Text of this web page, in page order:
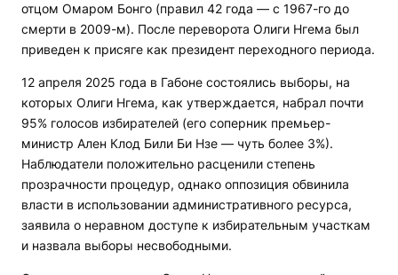
отцом Омаром Бонго (правил 42 года — с 1967-го до
смерти в 2009-м). После переворота Олиги Нгема был
приведен к присяге как президент переходного периода.
12 апреля 2025 года в Габоне состоялись выборы, на
которых Олиги Нгема, как утверждается, набрал почти
95% голосов избирателей (его соперник премьер-
министр Ален Клод Били Би Нзе — чуть более 3%).
Наблюдатели положительно расценили степень
прозрачности процедур, однако оппозиция обвинила
власти в использовании административного ресурса,
заявила о неравном доступе к избирательным участкам
и назвала выборы несвободными.